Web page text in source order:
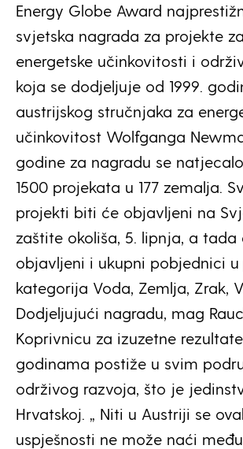
Energy Globe Award
svjetska nagrada za projekte
energetske učinkovitosti i
koja se dodjeljuje od 1999.
austrijskog stručnjaka za
učinkovitost Wolfganga
godine za nagradu se
1500 projekata u 177 zemalja.
projekti biti će objavljeni na
zaštite okoliša, 5. lipnja, a tada
objavljeni i ukupni pobjednici u
kategorija Voda, Zemlja, Zrak,
Dodjeljujući nagradu, mag
Koprivnicu za izuzetne
godinama postiže u svim
održivog razvoja, što je
Hrvatskoj. „ Niti u Austriji se
uspješnosti ne može naći